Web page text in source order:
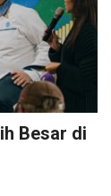
Besar di